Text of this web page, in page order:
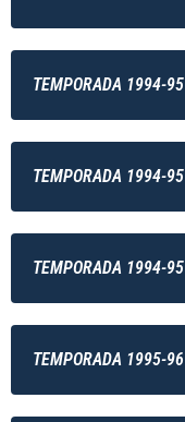
TEMPORADA 1994-95
TEMPORADA 1994-95
TEMPORADA 1994-95
TEMPORADA 1995-96